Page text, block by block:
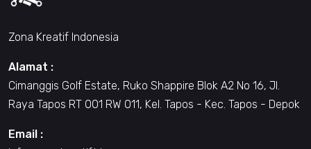
Zona Kreatif Indonesia
Alamat :
Cimanggis Golf Estate, Ruko Shappire Blok A2 No 16, Jl.
Raya Tapos RT 001 RW 011, Kel. Tapos - Kec. Tapos - Depok
Email :